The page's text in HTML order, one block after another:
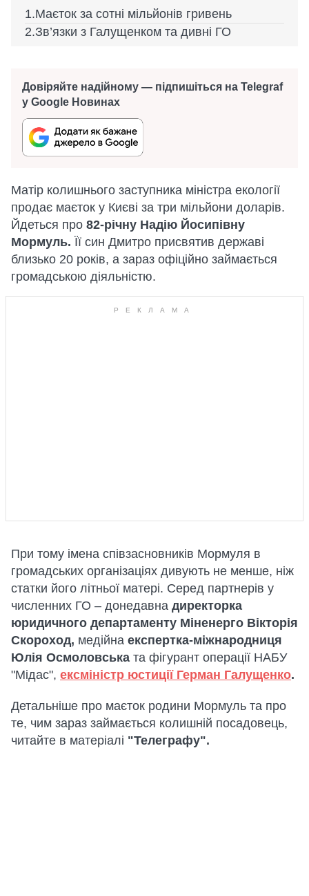
Маєток за сотні мільйонів гривень
Зв’язки з Галущенком та дивні ГО
Довіряйте надійному — підпишіться на Telegraf
у Google Новинах
Матір колишнього заступника міністра екології
продає маєток у Києві за три мільйони доларів.
Йдеться про 82-річну Надію Йосипівну
Мормуль. Її син Дмитро присвятив державі
близько 20 років, а зараз офіційно займається
громадською діяльністю.
При тому імена співзасновників Мормуля в
громадських організаціях дивують не менше, ніж
статки його літньої матері. Серед партнерів у
численних ГО – донедавна директорка
юридичного департаменту Міненерго Вікторія
Скороход, медійна експертка-міжнародниця
Юлія Осмоловська та фігурант операції НАБУ
"Мідас", ексміністр юстиції Герман Галущенко.
Детальніше про маєток родини Мормуль та про
те, чим зараз займається колишній посадовець,
читайте в матеріалі "Телеграфу".